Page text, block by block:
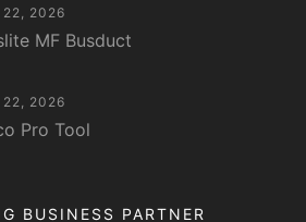
22, 2026
MF Busduct
22, 2026
Pro Tool
BUSINESS PARTNER